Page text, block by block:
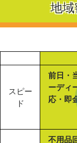
地
スピー
ド
前日・
ーディ
応・即
不用品